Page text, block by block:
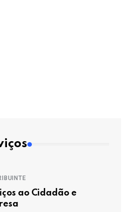
ao Cidadão e